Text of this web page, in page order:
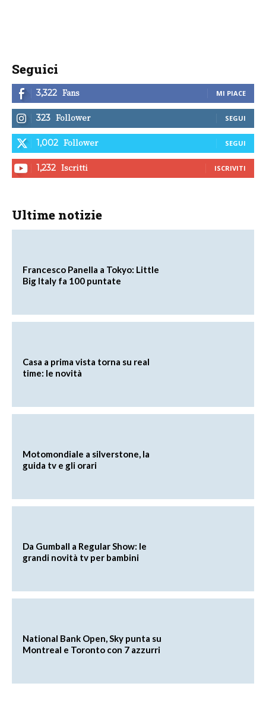
Seguici
3,322 Fans MI PIACE
323 Follower SEGUI
1,002 Follower SEGUI
1,232 Iscritti ISCRIVITI
Ultime notizie
Francesco Panella a Tokyo: Little
Big Italy fa 100 puntate
Casa a prima vista torna su real
time: le novità
Motomondiale a silverstone, la
guida tv e gli orari
Da Gumball a Regular Show: le
grandi novità tv per bambini
National Bank Open, Sky punta su
Montreal e Toronto con 7 azzurri